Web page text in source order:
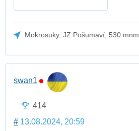
Mokrosuky, JZ Pošumaví, 530 mnm
swan1
414
# 13.08.2024, 20:59